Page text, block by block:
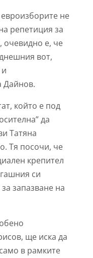
не
репетиция за
очевидно е, че
вот,
Дайнов.
който е под
да
Татяна
Тя посочи, че
крепител
си
запазване на
ще иска да
в рамките